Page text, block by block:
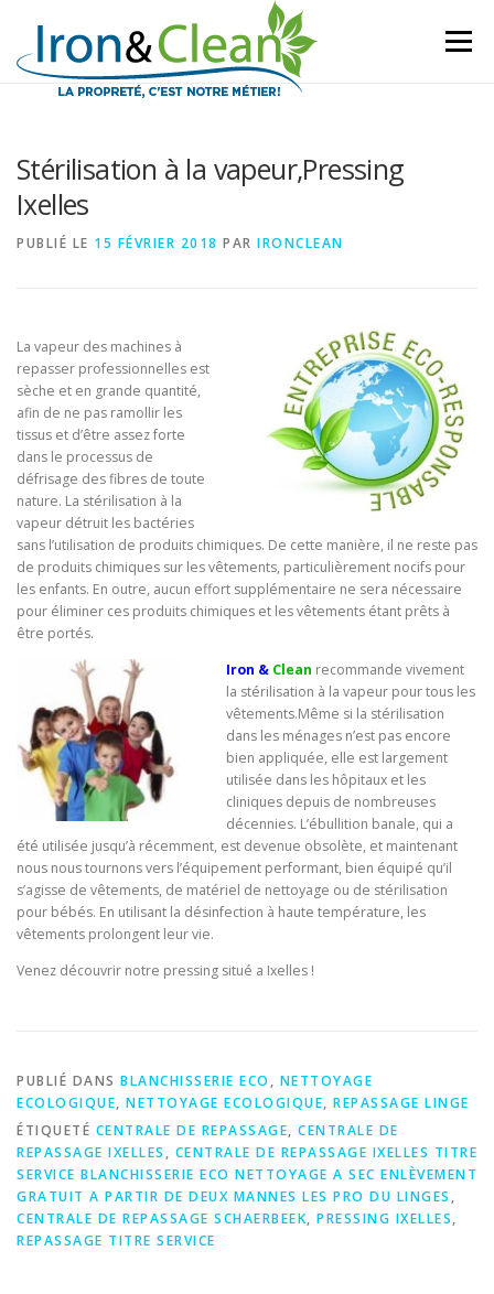
contenu
Menu
Stérilisation à la vapeur,Pressing
Ixelles
PUBLIÉ LE 15 FÉVRIER 2018 PAR IRONCLEAN
La vapeur des machines à
repasser professionnelles est
sèche et en grande quantité,
afin de ne pas ramollir les
tissus et d’être assez forte
dans le processus de
défrisage des fibres de toute
nature. La stérilisation à la
vapeur détruit les bactéries
sans l’utilisation de produits chimiques. De cette manière, il ne reste pas
de produits chimiques sur les vêtements, particulièrement nocifs pour
les enfants. En outre, aucun effort supplémentaire ne sera nécessaire
pour éliminer ces produits chimiques et les vêtements étant prêts à
être portés.
Iron & Clean recommande vivement
la stérilisation à la vapeur pour tous les
vêtements.Même si la stérilisation
dans les ménages n’est pas encore
bien appliquée, elle est largement
utilisée dans les hôpitaux et les
cliniques depuis de nombreuses
décennies. L’ébullition banale, qui a
été utilisée jusqu’à récemment, est devenue obsolète, et maintenant
nous nous tournons vers l’équipement performant, bien équipé qu’il
s’agisse de vêtements, de matériel de nettoyage ou de stérilisation
pour bébés. En utilisant la désinfection à haute température, les
vêtements prolongent leur vie.
Venez découvrir notre pressing situé a Ixelles !
PUBLIÉ DANS BLANCHISSERIE ECO , NETTOYAGE
ECOLOGIQUE, NETTOYAGE ECOLOGIQUE, REPASSAGE LINGE
ÉTIQUETÉ CENTRALE DE REPASSAGE, CENTRALE DE
REPASSAGE IXELLES , CENTRALE DE REPASSAGE IXELLES TITRE
SERVICE BLANCHISSERIE ECO NETTOYAGE A SEC ENLÈVEMENT
GRATUIT A PARTIR DE DEUX MANNES LES PRO DU LINGES ,
CENTRALE DE REPASSAGE SCHAERBEEK, PRESSING IXELLES,
REPASSAGE TITRE SERVICE